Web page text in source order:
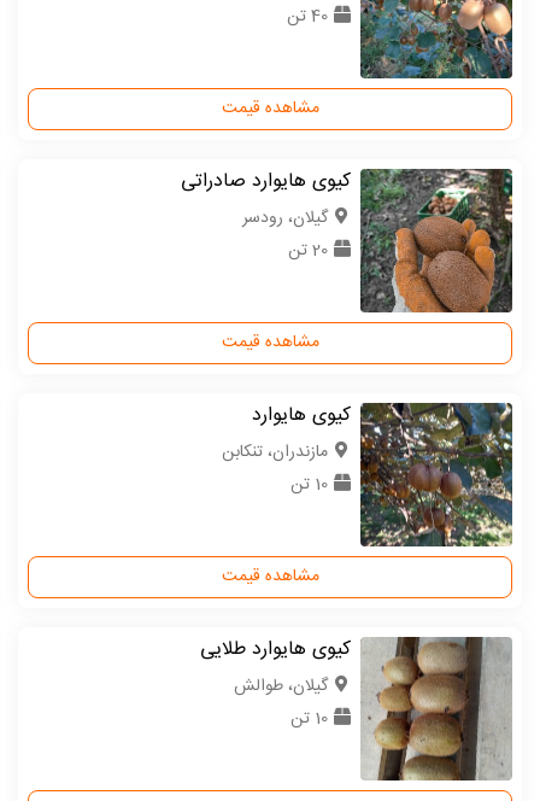
40 تن
مشاهده قیمت
کیوی هایوارد صادراتی
گیلان، رودسر
20 تن
مشاهده قیمت
کیوی هایوارد
مازندران، تنکابن
10 تن
مشاهده قیمت
کیوی هایوارد طلایی
گیلان، طوالش
10 تن